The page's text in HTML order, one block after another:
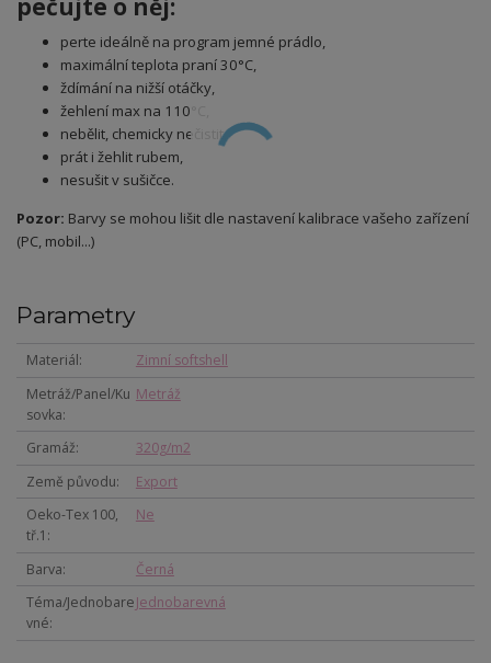
pečujte o něj:
perte ideálně na program jemné prádlo,
maximální teplota praní 30°C,
ždímání na nižší otáčky,
žehlení max na 110°C,
nebělit, chemicky nečistit,
prát i žehlit rubem,
nesušit v sušičce.
Pozor: Barvy se mohou lišit dle nastavení kalibrace vašeho zařízení
(PC, mobil...)
Parametry
Materiál
Zimní softshell
Metráž/Panel/Ku
sovka
Metráž
Gramáž
320g/m2
Země původu
Export
Oeko-Tex 100,
tř.1
Ne
Barva
Černá
Téma/Jednobare
vné
Jednobarevná